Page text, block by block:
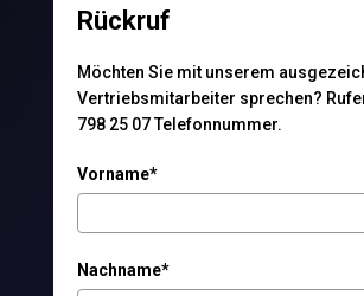
Rückruf
Möchten Sie mit unserem
Vertriebsmitarbeiter sprechen?
798 25 07 Telefonnummer.
Vorname*
Nachname*